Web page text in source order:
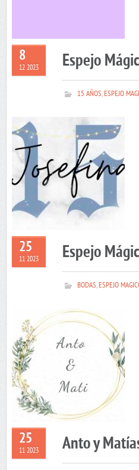
8
12 2023 Espejo
15 AÑOS,ESPEJO
25
11 2023 Espejo
BODAS,ESPEJO
25
11 2023 Anto y